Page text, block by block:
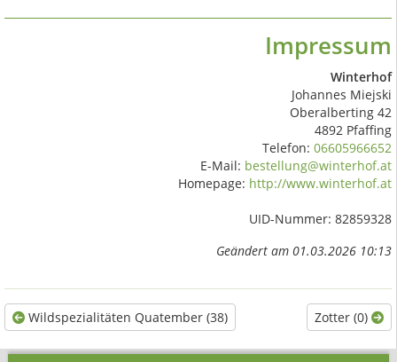
Impressum
Winterhof
Johannes Miejski
Oberalberting 42
4892 Pfaffing
Telefon: 06605966652
E-Mail: bestellung@winterhof.at
Homepage: http://www.winterhof.at
UID-Nummer: 82859328
Geändert am 01.03.2026 10:13
Wildspezialitäten Quatember (38) Zotter (0)